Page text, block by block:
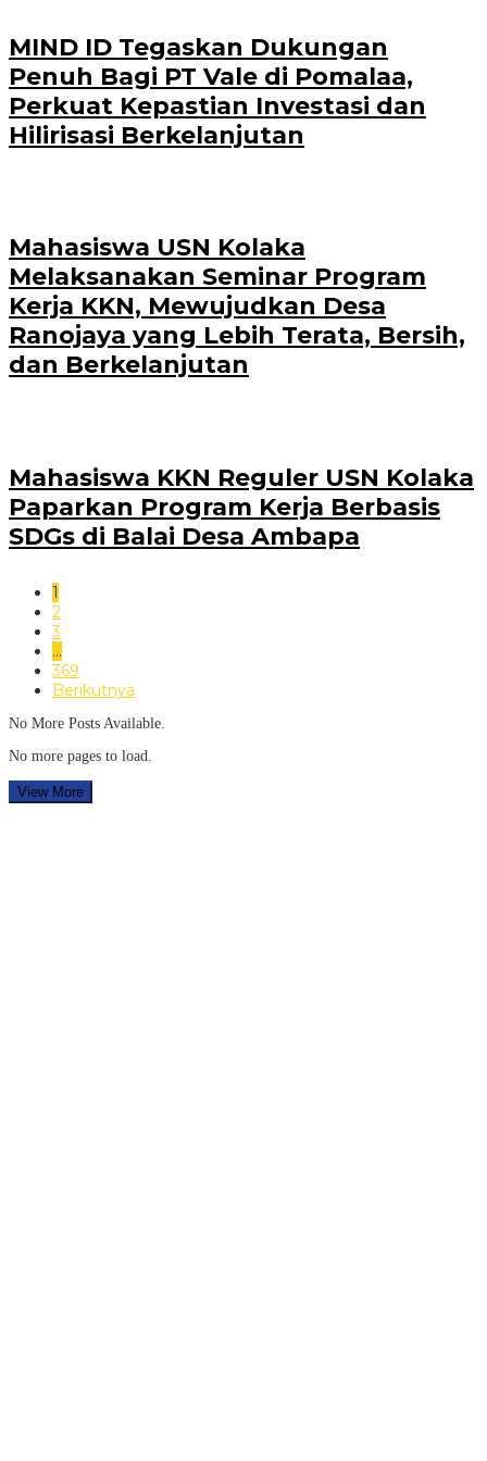
MIND ID Tegaskan Dukungan
Penuh Bagi PT Vale di Pomalaa,
Perkuat Kepastian Investasi dan
Hilirisasi Berkelanjutan
Mahasiswa USN Kolaka
Melaksanakan Seminar Program
Kerja KKN, Mewujudkan Desa
Ranojaya yang Lebih Terata, Bersih,
dan Berkelanjutan
Mahasiswa KKN Reguler USN Kolaka
Paparkan Program Kerja Berbasis
SDGs di Balai Desa Ambapa
1
2
3
…
369
Berikutnya
No More Posts Available.
No more pages to load.
View More